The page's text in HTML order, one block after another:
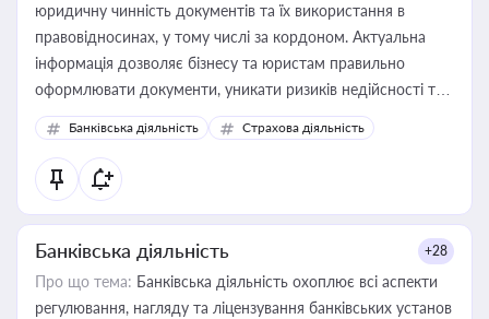
юридичну чинність документів та їх використання в
правовідносинах, у тому числі за кордоном. Актуальна
інформація дозволяє бізнесу та юристам правильно
оформлювати документи, уникати ризиків недійсності та
забезпечувати їх належне прийняття органами влади та
контрагентами
Банківська діяльність Страхова діяльність
Банківська діяльність +28
Про що тема: Банківська діяльність охоплює всі аспекти
регулювання, нагляду та ліцензування банківських установ